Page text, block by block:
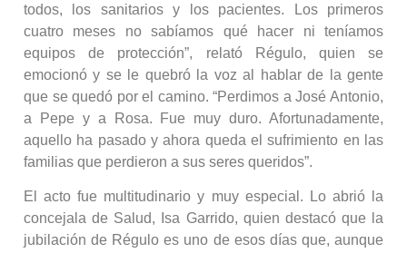
todos, los sanitarios y los pacientes. Los primeros
cuatro meses no sabíamos qué hacer ni teníamos
equipos de protección”, relató Régulo, quien se
emocionó y se le quebró la voz al hablar de la gente
que se quedó por el camino. “Perdimos a José Antonio,
a Pepe y a Rosa. Fue muy duro. Afortunadamente,
aquello ha pasado y ahora queda el sufrimiento en las
familias que perdieron a sus seres queridos”.
El acto fue multitudinario y muy especial. Lo abrió la
concejala de Salud, Isa Garrido, quien destacó que la
jubilación de Régulo es uno de esos días que, aunque